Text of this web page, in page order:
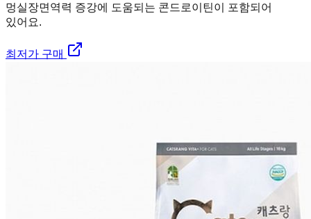
멍실장면역력 증강에 도움되는 콘드로이틴이 포함되어
있어요.
최저가 구매